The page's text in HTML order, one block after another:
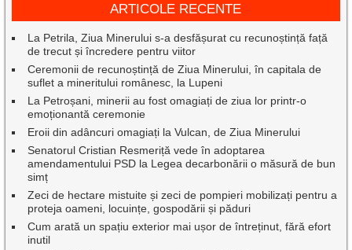
ARTICOLE RECENTE
La Petrila, Ziua Minerului s-a desfășurat cu recunoștință față
de trecut și încredere pentru viitor
Ceremonii de recunoștință de Ziua Minerului, în capitala de
suflet a mineritului românesc, la Lupeni
La Petroșani, minerii au fost omagiați de ziua lor printr-o
emoționantă ceremonie
Eroii din adâncuri omagiați la Vulcan, de Ziua Minerului
Senatorul Cristian Resmeriță vede în adoptarea
amendamentului PSD la Legea decarbonării o măsură de bun
simț
Zeci de hectare mistuite și zeci de pompieri mobilizați pentru a
proteja oameni, locuințe, gospodării și păduri
Cum arată un spațiu exterior mai ușor de întreținut, fără efort
inutil